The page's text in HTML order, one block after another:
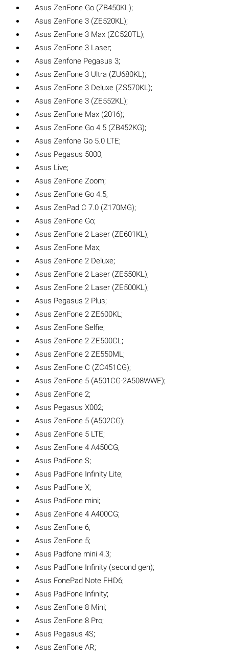
Asus ZenFone Go (ZB450KL);
Asus ZenFone 3 (ZE520KL);
Asus ZenFone 3 Max (ZC520TL);
Asus ZenFone 3 Laser;
Asus Zenfone Pegasus 3;
Asus ZenFone 3 Ultra (ZU680KL);
Asus ZenFone 3 Deluxe (ZS570KL);
Asus ZenFone 3 (ZE552KL);
Asus ZenFone Max (2016);
Asus ZenFone Go 4.5 (ZB452KG);
Asus Zenfone Go 5.0 LTE;
Asus Pegasus 5000;
Asus Live;
Asus ZenFone Zoom;
Asus ZenFone Go 4.5;
Asus ZenPad C 7.0 (Z170MG);
Asus ZenFone Go;
Asus ZenFone 2 Laser (ZE601KL);
Asus ZenFone Max;
Asus ZenFone 2 Deluxe;
Asus ZenFone 2 Laser (ZE550KL);
Asus ZenFone 2 Laser (ZE500KL);
Asus Pegasus 2 Plus;
Asus ZenFone 2 ZE600KL;
Asus ZenFone Selfie;
Asus ZenFone 2 ZE500CL;
Asus ZenFone 2 ZE550ML;
Asus ZenFone C (ZC451CG);
Asus ZenFone 5 (A501CG-2A508WWE);
Asus ZenFone 2;
Asus Pegasus X002;
Asus ZenFone 5 (A502CG);
Asus ZenFone 5 LTE;
Asus ZenFone 4 A450CG;
Asus PadFone S;
Asus PadFone Infinity Lite;
Asus PadFone X;
Asus PadFone mini;
Asus ZenFone 4 A400CG;
Asus ZenFone 6;
Asus ZenFone 5;
Asus Padfone mini 4.3;
Asus PadFone Infinity (second gen);
Asus FonePad Note FHD6;
Asus PadFone Infinity;
Asus ZenFone 8 Mini;
Asus ZenFone 8 Pro;
Asus Pegasus 4S;
Asus ZenFone AR;